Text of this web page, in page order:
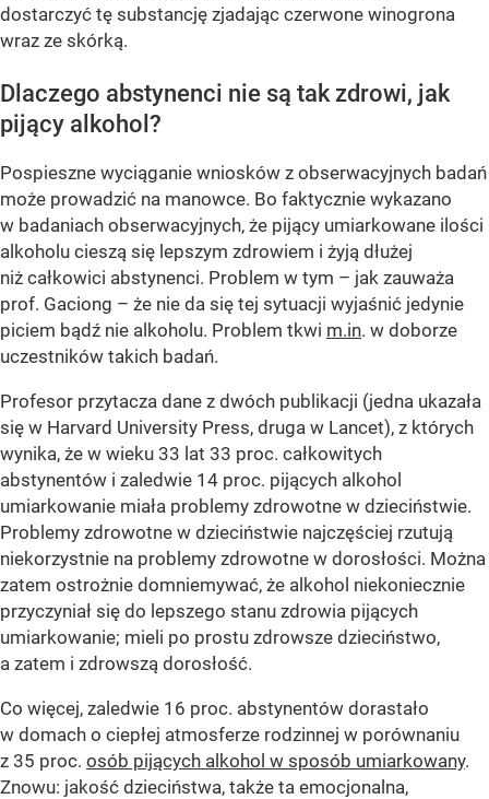
dostarczyć tę substancję zjadając czerwone winogrona
wraz ze skórką.
Dlaczego abstynenci nie są tak zdrowi, jak
pijący alkohol?
Pospieszne wyciąganie wniosków z obserwacyjnych badań
może prowadzić na manowce. Bo faktycznie wykazano
w badaniach obserwacyjnych, że pijący umiarkowane ilości
alkoholu cieszą się lepszym zdrowiem i żyją dłużej
niż całkowici abstynenci. Problem w tym – jak zauważa
prof. Gaciong – że nie da się tej sytuacji wyjaśnić jedynie
piciem bądź nie alkoholu. Problem tkwi m.in. w doborze
uczestników takich badań.
Profesor przytacza dane z dwóch publikacji (jedna ukazała
się w Harvard University Press, druga w Lancet), z których
wynika, że w wieku 33 lat 33 proc. całkowitych
abstynentów i zaledwie 14 proc. pijących alkohol
umiarkowanie miała problemy zdrowotne w dzieciństwie.
Problemy zdrowotne w dzieciństwie najczęściej rzutują
niekorzystnie na problemy zdrowotne w dorosłości. Można
zatem ostrożnie domniemywać, że alkohol niekoniecznie
przyczyniał się do lepszego stanu zdrowia pijących
umiarkowanie; mieli po prostu zdrowsze dzieciństwo,
a zatem i zdrowszą dorosłość.
Co więcej, zaledwie 16 proc. abstynentów dorastało
w domach o ciepłej atmosferze rodzinnej w porównaniu
z 35 proc. osób pijących alkohol w sposób umiarkowany.
Znowu: jakość dzieciństwa, także ta emocjonalna,